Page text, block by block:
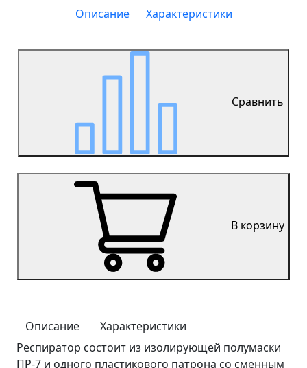
Описание
Характеристики
Сравнить
В корзину
Описание
Характеристики
Респиратор состоит из изолирующей полумаски
ПР-7 и одного пластикового патрона со сменным